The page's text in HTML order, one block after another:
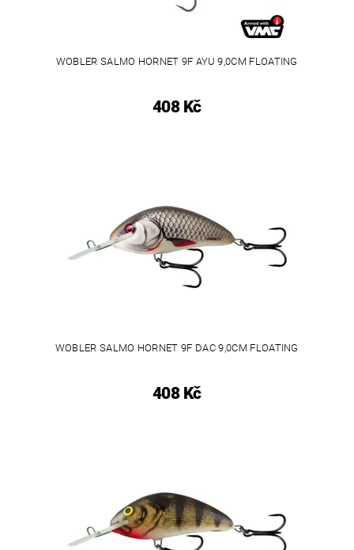
WOBLER SALMO HORNET 9F AYU 9,0CM FLOATING
408 Kč
WOBLER SALMO HORNET 9F DAC 9,0CM FLOATING
408 Kč